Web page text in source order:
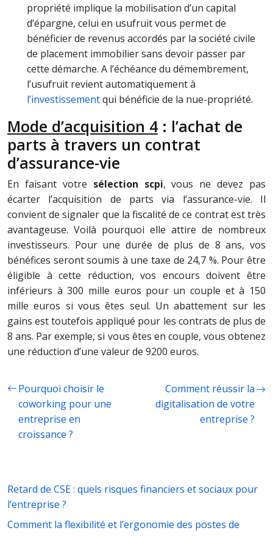
propriété implique la mobilisation d’un capital
d’épargne, celui en usufruit vous permet de
bénéficier de revenus accordés par la société civile
de placement immobilier sans devoir passer par
cette démarche. A l’échéance du démembrement,
l’usufruit revient automatiquement à
l’investissementqui bénéficie de la nue-propriété.
Mode d’acquisition 4 : l’achat de
parts à travers un contrat
d’assurance-vie
En faisant votre sélection scpi, vous ne devez pas
écarter l’acquisition de parts via l’assurance-vie. Il
convient de signaler que la fiscalité de ce contrat est très
avantageuse. Voilà pourquoi elle attire de nombreux
investisseurs. Pour une durée de plus de 8 ans, vos
bénéfices seront soumis à une taxe de 24,7 %. Pour être
éligible à cette réduction, vos encours doivent être
inférieurs à 300 mille euros pour un couple et à 150
mille euros si vous êtes seul. Un abattement sur les
gains est toutefois appliqué pour les contrats de plus de
8 ans. Par exemple, si vous êtes en couple, vous obtenez
une réduction d’une valeur de 9200 euros.
Pourquoi choisir le
coworking pour une
entreprise en
croissance ?
Comment réussir la
digitalisation de votre
entreprise ?
Retard de CSE : quels risques financiers et sociaux pour
l’entreprise ?
Comment la flexibilité et l’ergonomie des postes de